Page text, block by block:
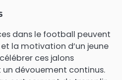
dans le football peuvent
la motivation d’un jeune
ces jalons
dévouement continus.